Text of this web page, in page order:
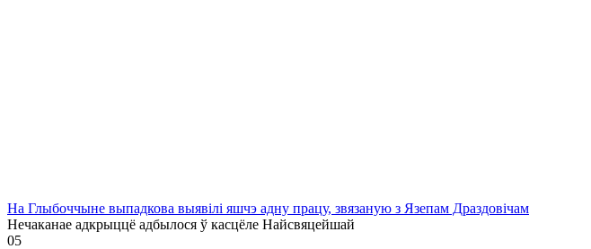
На Глыбоччыне выпадкова выявілі яшчэ адну працу, звязаную з Язепам Драздовічам
Нечаканае адкрыццё адбылося ў касцёле Найсвяцейшай
05